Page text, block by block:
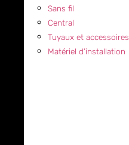
Sans fil
Central
Tuyaux et accessoires
Matériel d’installation